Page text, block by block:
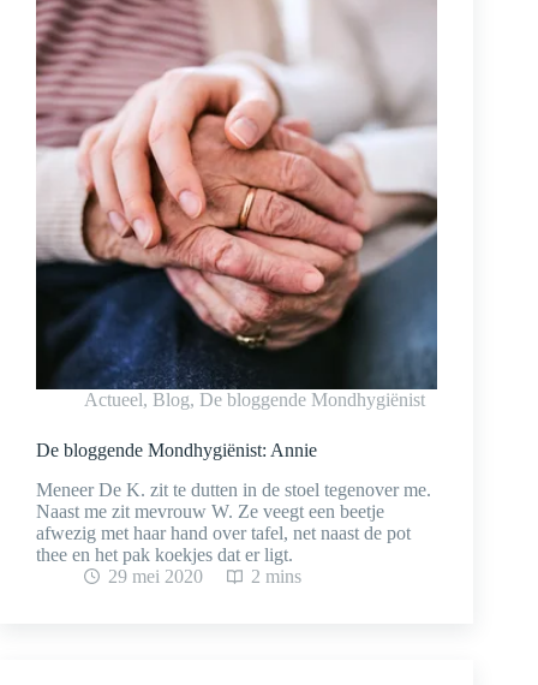
Actueel, Blog, De bloggende Mondhygiënist
De bloggende Mondhygiënist: Annie
Meneer De K. zit te dutten in de stoel tegenover me.
Naast me zit mevrouw W. Ze veegt een beetje
afwezig met haar hand over tafel, net naast de pot
thee en het pak koekjes dat er ligt.
29 mei 2020
2 mins